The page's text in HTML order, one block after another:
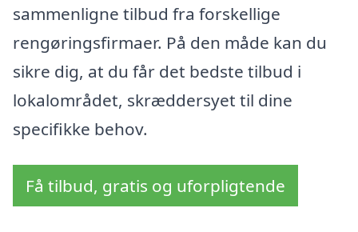
sammenligne tilbud fra forskellige
rengøringsfirmaer. På den måde kan du
sikre dig, at du får det bedste tilbud i
lokalområdet, skræddersyet til dine
specifikke behov.
Få tilbud, gratis og uforpligtende